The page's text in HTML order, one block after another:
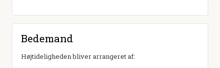
Bedemand
Højtideligheden bliver arrangeret af: